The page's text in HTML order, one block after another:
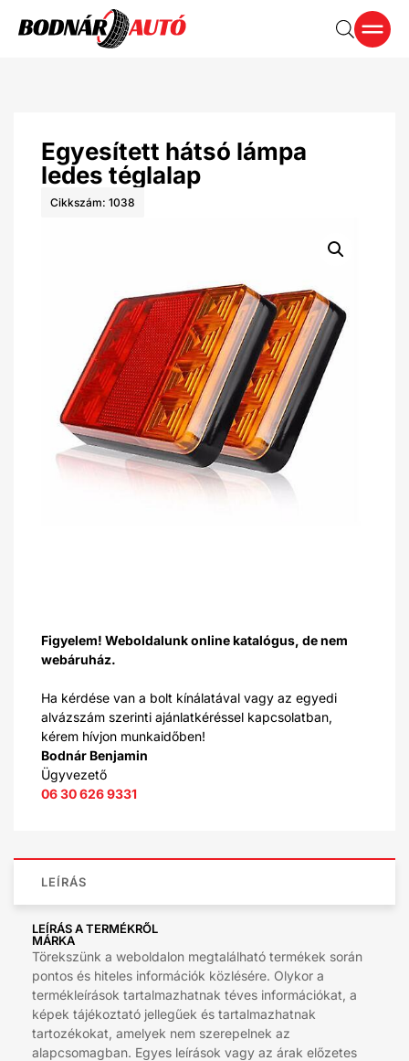
Egyesített hátsó lámpa
ledes téglalap
Cikkszám: 1038
Figyelem! Weboldalunk online katalógus, de nem
webáruház.
Ha kérdése van a bolt kínálatával vagy az egyedi
alvázszám szerinti ajánlatkéréssel kapcsolatban,
kérem hívjon munkaidőben!
Bodnár Benjamin
Ügyvezető
06 30 626 9331
LEÍRÁS
LEÍRÁS A TERMÉKRŐL
MÁRKA
Törekszünk a weboldalon megtalálható termékek során
pontos és hiteles információk közlésére. Olykor a
termékleírások tartalmazhatnak téves információkat, a
képek tájékoztató jellegűek és tartalmazhatnak
tartozékokat, amelyek nem szerepelnek az
alapcsomagban. Egyes leírások vagy az árak előzetes